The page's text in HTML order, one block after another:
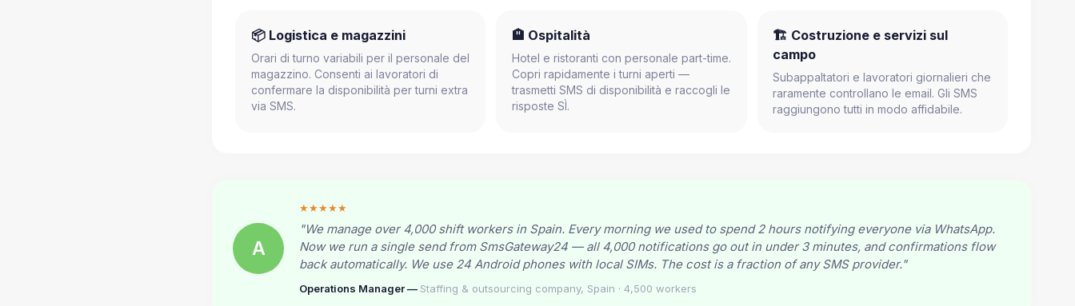
📦 Logistica e magazzini
Orari di turno variabili per il personale del
magazzino. Consenti ai lavoratori di
confermare la disponibilità per turni extra
via SMS.
🏨 Ospitalità
Hotel e ristoranti con personale part-time.
Copri rapidamente i turni aperti —
trasmetti SMS di disponibilità e raccogli le
risposte SÌ.
🏗️ Costruzione e servizi sul
campo
Subappaltatori e lavoratori giornalieri che
raramente controllano le email. Gli SMS
raggiungono tutti in modo affidabile.
A
★★★★★
"We manage over 4,000 shift workers in Spain. Every morning we used to spend 2 hours notifying everyone via WhatsApp.
Now we run a single send from SmsGateway24 — all 4,000 notifications go out in under 3 minutes, and confirmations flow
back automatically. We use 24 Android phones with local SIMs. The cost is a fraction of any SMS provider."
Operations Manager — Staffing & outsourcing company, Spain · 4,500 workers